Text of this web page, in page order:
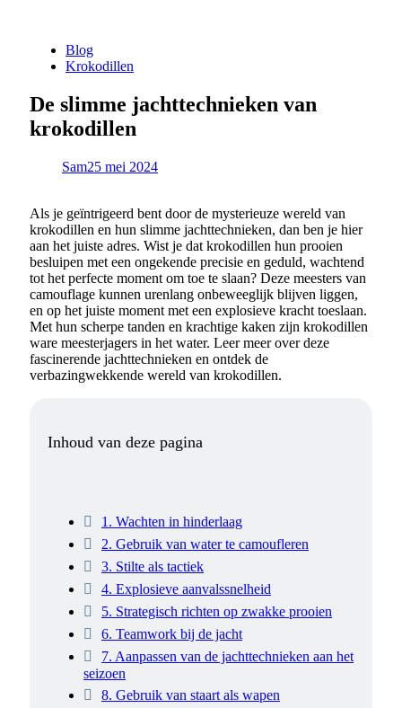
Blog
Krokodillen
De slimme jachttechnieken van
krokodillen
Sam25 mei 2024
Als je geïntrigeerd bent door de mysterieuze wereld van
krokodillen en hun slimme jachttechnieken, dan ben je hier
aan het juiste adres. Wist je dat krokodillen hun prooien
besluipen met een ongekende precisie en geduld, wachtend
tot het perfecte moment om toe te slaan? Deze meesters van
camouflage kunnen urenlang onbeweeglijk blijven liggen,
en op het juiste moment met een explosieve kracht toeslaan.
Met hun scherpe tanden en krachtige kaken zijn krokodillen
ware meesterjagers in het water. Leer meer over deze
fascinerende jachttechnieken en ontdek de
verbazingwekkende wereld van krokodillen.
Inhoud van deze pagina
1. Wachten in hinderlaag
2. Gebruik van water te camoufleren
3. Stilte als tactiek
4. Explosieve aanvalssnelheid
5. Strategisch richten op zwakke prooien
6. Teamwork bij de jacht
7. Aanpassen van de jachttechnieken aan het
seizoen
8. Gebruik van staart als wapen